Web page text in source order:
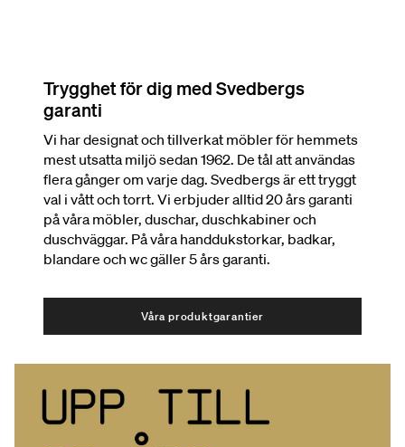
Trygghet för dig med Svedbergs
garanti
Vi har designat och tillverkat möbler för hemmets
mest utsatta miljö sedan 1962. De tål att användas
flera gånger om varje dag. Svedbergs är ett tryggt
val i vått och torrt. Vi erbjuder alltid 20 års garanti
på våra möbler, duschar, duschkabiner och
duschväggar. På våra handdukstorkar, badkar,
blandare och wc gäller 5 års garanti.
Våra produktgarantier